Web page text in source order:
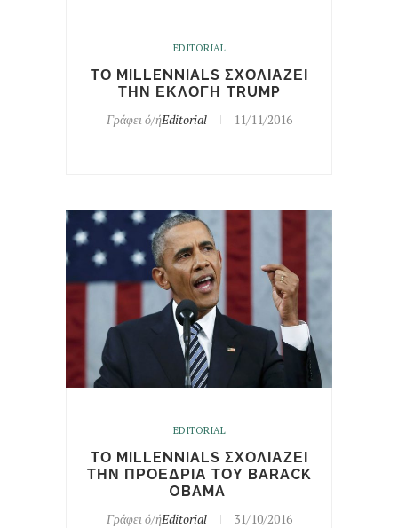
EDITORIAL
ΤΟ MILLENNIALS ΣΧΟΛΙΑΖΕΙ
ΤΗΝ ΕΚΛΟΓΗ TRUMP
Γράφει ό/ήEditorial 11/11/2016
EDITORIAL
ΤΟ MILLENNIALS ΣΧΟΛΙΑΖΕΙ
ΤΗΝ ΠΡΟΕΔΡΙΑ ΤΟΥ BARACK
OBAMA
Γράφει ό/ήEditorial 31/10/2016